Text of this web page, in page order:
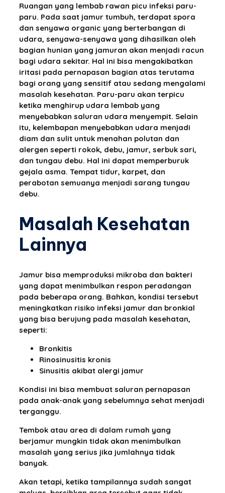
Ruangan yang lembab rawan picu infeksi paru-
paru. Pada saat jamur tumbuh, terdapat spora
dan senyawa organic yang berterbangan di
udara, senyawa-senyawa yang dihasilkan oleh
bagian hunian yang jamuran akan menjadi racun
bagi udara sekitar. Hal ini bisa mengakibatkan
iritasi pada pernapasan bagian atas terutama
bagi orang yang sensitif atau sedang mengalami
masalah kesehatan. Paru-paru akan terpicu
ketika menghirup udara lembab yang
menyebabkan saluran udara menyempit. Selain
itu, kelembapan menyebabkan udara menjadi
diam dan sulit untuk menahan polutan dan
alergen seperti rokok, debu, jamur, serbuk sari,
dan tungau debu. Hal ini dapat memperburuk
gejala asma. Tempat tidur, karpet, dan
perabotan semuanya menjadi sarang tungau
debu.
Masalah Kesehatan
Lainnya
Jamur bisa memproduksi mikroba dan bakteri
yang dapat menimbulkan respon peradangan
pada beberapa orang. Bahkan, kondisi tersebut
meningkatkan risiko infeksi jamur dan bronkial
yang bisa berujung pada masalah kesehatan,
seperti:
Bronkitis
Rinosinusitis kronis
Sinusitis akibat alergi jamur
Kondisi ini bisa membuat saluran pernapasan
pada anak-anak yang sebelumnya sehat menjadi
terganggu.
Tembok atau area di dalam rumah yang
berjamur mungkin tidak akan menimbulkan
masalah yang serius jika jumlahnya tidak
banyak.
Akan tetapi, ketika tampilannya sudah sangat